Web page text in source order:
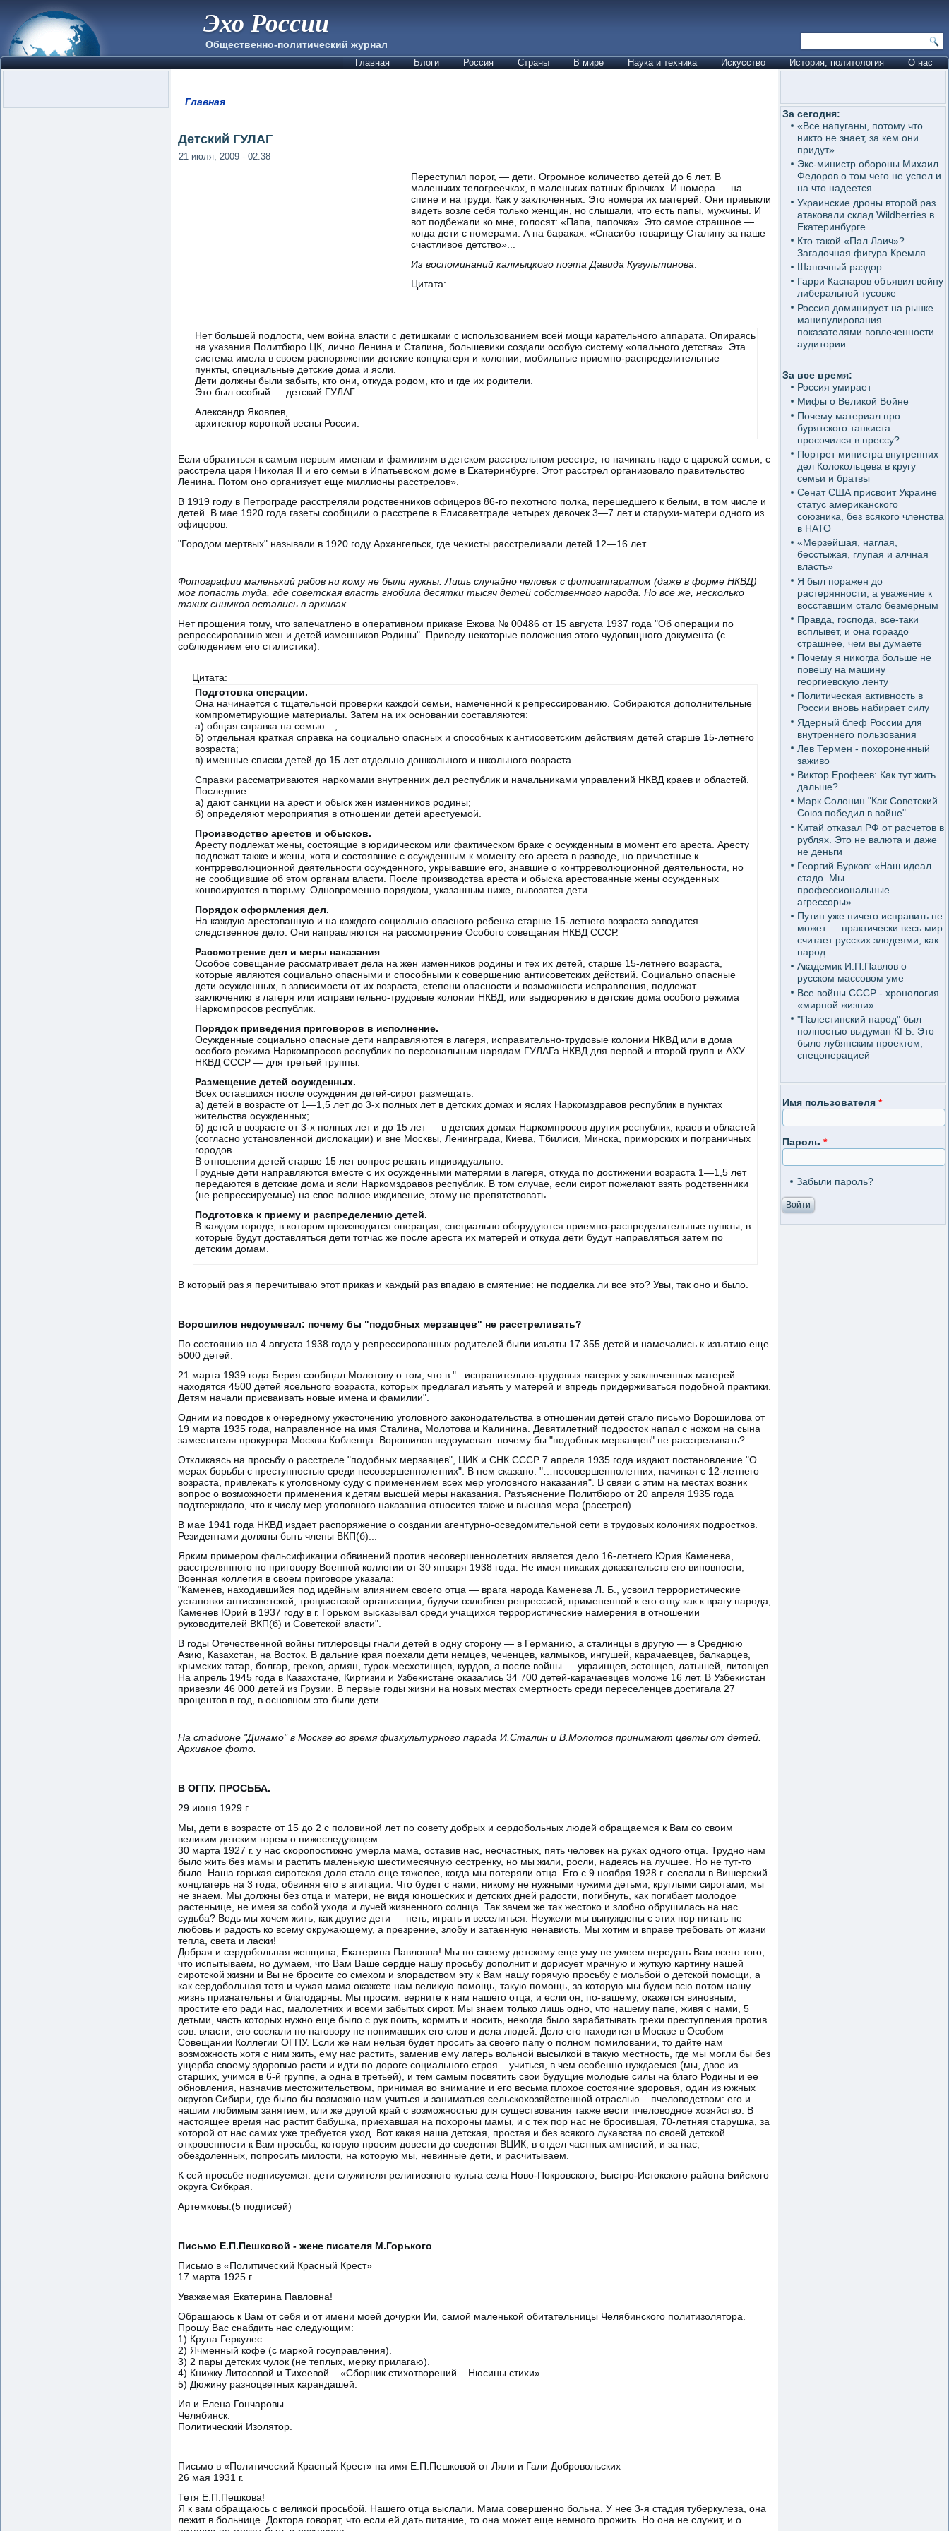
Эхо России
Общественно-политический журнал
Главная Блоги Россия Страны В мире Наука и техника Искусство История, политология О нас
Главная
Детский ГУЛАГ
21 июля, 2009 - 02:38
Переступил порог, — дети. Огромное количество детей до 6 лет. В
маленьких телогреечках, в маленьких ватных брючках. И номера — на
спине и на груди. Как у заключенных. Это номера их матерей. Они привыкли
видеть возле себя только женщин, но слышали, что есть папы, мужчины. И
вот подбежали ко мне, голосят: «Папа, папочка». Это самое страшное —
когда дети с номерами. А на бараках: «Спасибо товарищу Сталину за наше
счастливое детство»...
Из воспоминаний калмыцкого поэта Давида Кугультинова
Цитата:
Нет большей подлости, чем война власти с детишками с использованием всей мощи карательного аппарата. Опираясь
на указания Политбюро ЦК, лично Ленина и Сталина, большевики создали особую систему «опального детства». Эта
система имела в своем распоряжении детские концлагеря и колонии, мобильные приемно-распределительные
пункты, специальные детские дома и ясли.
Дети должны были забыть, кто они, откуда родом, кто и где их родители.
Это был особый — детский ГУЛАГ...
Александр Яковлев,
архитектор короткой весны России.
Если обратиться к самым первым именам и фамилиям в детском расстрельном реестре, то начинать надо с царской семьи, с
расстрела царя Николая II и его семьи в Ипатьевском доме в Екатеринбурге. Этот расстрел организовало правительство
Ленина. Потом оно организует еще миллионы расстрелов».
В 1919 году в Петрограде расстреляли родственников офицеров 86-го пехотного полка, перешедшего к белым, в том числе и
детей. В мае 1920 года газеты сообщили о расстреле в Елисаветграде четырех девочек 3—7 лет и старухи-матери одного из
офицеров.
"Городом мертвых" называли в 1920 году Архангельск, где чекисты расстреливали детей 12—16 лет.
Фотографии маленький рабов ни кому не были нужны. Лишь случайно человек с фотоаппаратом (даже в форме НКВД)
мог попасть туда, где советская власть гнобила десятки тысяч детей собственного народа. Но все же, несколько
таких снимков остались в архивах.
Нет прощения тому, что запечатлено в оперативном приказе Ежова № 00486 от 15 августа 1937 года "Об операции по
репрессированию жен и детей изменников Родины". Приведу некоторые положения этого чудовищного документа (с
соблюдением его стилистики):
Цитата:
Подготовка операции.
Она начинается с тщательной проверки каждой семьи, намеченной к репрессированию. Собираются дополнительные
компрометирующие материалы. Затем на их основании составляются:
а) общая справка на семью…;
б) отдельная краткая справка на социально опасных и способных к антисоветским действиям детей старше 15-летнего
возраста;
в) именные списки детей до 15 лет отдельно дошкольного и школьного возраста.
Справки рассматриваются наркомами внутренних дел республик и начальниками управлений НКВД краев и областей.
Последние:
а) дают санкции на арест и обыск жен изменников родины;
б) определяют мероприятия в отношении детей арестуемой.
Производство арестов и обысков.
Аресту подлежат жены, состоящие в юридическом или фактическом браке с осужденным в момент его ареста. Аресту
подлежат также и жены, хотя и состоявшие с осужденным к моменту его ареста в разводе, но причастные к
контрреволюционной деятельности осужденного, укрывавшие его, знавшие о контрреволюционной деятельности, но
не сообщившие об этом органам власти. После производства ареста и обыска арестованные жены осужденных
конвоируются в тюрьму. Одновременно порядком, указанным ниже, вывозятся дети.
Порядок оформления дел.
На каждую арестованную и на каждого социально опасного ребенка старше 15-летнего возраста заводится
следственное дело. Они направляются на рассмотрение Особого совещания НКВД СССР.
Рассмотрение дел и меры наказания
Особое совещание рассматривает дела на жен изменников родины и тех их детей, старше 15-летнего возраста,
которые являются социально опасными и способными к совершению антисоветских действий. Социально опасные
дети осужденных, в зависимости от их возраста, степени опасности и возможности исправления, подлежат
заключению в лагеря или исправительно-трудовые колонии НКВД, или выдворению в детские дома особого режима
Наркомпросов республик.
Порядок приведения приговоров в исполнение.
Осужденные социально опасные дети направляются в лагеря, исправительно-трудовые колонии НКВД или в дома
особого режима Наркомпросов республик по персональным нарядам ГУЛАГа НКВД для первой и второй групп и АХУ
НКВД СССР — для третьей группы.
Размещение детей осужденных.
Всех оставшихся после осуждения детей-сирот размещать:
а) детей в возрасте от 1—1,5 лет до 3-х полных лет в детских домах и яслях Наркомздравов республик в пунктах
жительства осужденных;
б) детей в возрасте от 3-х полных лет и до 15 лет — в детских домах Наркомпросов других республик, краев и областей
(согласно установленной дислокации) и вне Москвы, Ленинграда, Киева, Тбилиси, Минска, приморских и пограничных
городов.
В отношении детей старше 15 лет вопрос решать индивидуально.
Грудные дети направляются вместе с их осужденными матерями в лагеря, откуда по достижении возраста 1—1,5 лет
передаются в детские дома и ясли Наркомздравов республик. В том случае, если сирот пожелают взять родственники
(не репрессируемые) на свое полное иждивение, этому не препятствовать.
Подготовка к приему и распределению детей.
В каждом городе, в котором производится операция, специально оборудуются приемно-распределительные пункты, в
которые будут доставляться дети тотчас же после ареста их матерей и откуда дети будут направляться затем по
детским домам.
В который раз я перечитываю этот приказ и каждый раз впадаю в смятение: не подделка ли все это? Увы, так оно и было.
Ворошилов недоумевал: почему бы "подобных мерзавцев" не расстреливать?
По состоянию на 4 августа 1938 года у репрессированных родителей были изъяты 17 355 детей и намечались к изъятию еще
5000 детей.
21 марта 1939 года Берия сообщал Молотову о том, что в "...исправительно-трудовых лагерях у заключенных матерей
находятся 4500 детей ясельного возраста, которых предлагал изъять у матерей и впредь придерживаться подобной практики.
Детям начали присваивать новые имена и фамилии".
Одним из поводов к очередному ужесточению уголовного законодательства в отношении детей стало письмо Ворошилова от
19 марта 1935 года, направленное на имя Сталина, Молотова и Калинина. Девятилетний подросток напал с ножом на сына
заместителя прокурора Москвы Кобленца. Ворошилов недоумевал: почему бы "подобных мерзавцев" не расстреливать?
Откликаясь на просьбу о расстреле "подобных мерзавцев", ЦИК и СНК СССР 7 апреля 1935 года издают постановление "О
мерах борьбы с преступностью среди несовершеннолетних". В нем сказано: "…несовершеннолетних, начиная с 12-летнего
возраста, привлекать к уголовному суду с применением всех мер уголовного наказания". В связи с этим на местах возник
вопрос о возможности применения к детям высшей меры наказания. Разъяснение Политбюро от 20 апреля 1935 года
подтверждало, что к числу мер уголовного наказания относится также и высшая мера (расстрел).
В мае 1941 года НКВД издает распоряжение о создании агентурно-осведомительной сети в трудовых колониях подростков.
Резидентами должны быть члены ВКП(б)...
Ярким примером фальсификации обвинений против несовершеннолетних является дело 16-летнего Юрия Каменева,
расстрелянного по приговору Военной коллегии от 30 января 1938 года. Не имея никаких доказательств его виновности,
Военная коллегия в своем приговоре указала:
"Каменев, находившийся под идейным влиянием своего отца — врага народа Каменева Л. Б., усвоил террористические
установки антисоветской, троцкистской организации; будучи озлоблен репрессией, примененной к его отцу как к врагу народа,
Каменев Юрий в 1937 году в г. Горьком высказывал среди учащихся террористические намерения в отношении
руководителей ВКП(б) и Советской власти".
В годы Отечественной войны гитлеровцы гнали детей в одну сторону — в Германию, а сталинцы в другую — в Среднюю
Азию, Казахстан, на Восток. В дальние края поехали дети немцев, чеченцев, калмыков, ингушей, карачаевцев, балкарцев,
крымских татар, болгар, греков, армян, турок-месхетинцев, курдов, а после войны — украинцев, эстонцев, латышей, литовцев.
На апрель 1945 года в Казахстане, Киргизии и Узбекистане оказались 34 700 детей-карачаевцев моложе 16 лет. В Узбекистан
привезли 46 000 детей из Грузии. В первые годы жизни на новых местах смертность среди переселенцев достигала 27
процентов в год, в основном это были дети...
На стадионе "Динамо" в Москве во время физкультурного парада И.Сталин и В.Молотов принимают цветы от детей.
Архивное фото.
В ОГПУ. ПРОСЬБА.
29 июня 1929 г.
Мы, дети в возрасте от 15 до 2 с половиной лет по совету добрых и сердобольных людей обращаемся к Вам со своим
великим детским горем о нижеследующем:
30 марта 1927 г. у нас скоропостижно умерла мама, оставив нас, несчастных, пять человек на руках одного отца. Трудно нам
было жить без мамы и растить маленькую шестимесячную сестренку, но мы жили, росли, надеясь на лучшее. Но не тут-то
было. Наша горькая сиротская доля стала еще тяжелее, когда мы потеряли отца. Его с 9 ноября 1928 г. сослали в Вишерский
концлагерь на 3 года, обвиняя его в агитации. Что будет с нами, никому не нужными чужими детьми, круглыми сиротами, мы
не знаем. Мы должны без отца и матери, не видя юношеских и детских дней радости, погибнуть, как погибает молодое
растеньице, не имея за собой ухода и лучей жизненного солнца. Так зачем же так жестоко и злобно обрушилась на нас
судьба? Ведь мы хочем жить, как другие дети — петь, играть и веселиться. Неужели мы вынуждены с этих пор питать не
любовь и радость ко всему окружающему, а презрение, злобу и затаенную ненависть. Мы хотим и вправе требовать от жизни
тепла, света и ласки!
Добрая и сердобольная женщина, Екатерина Павловна! Мы по своему детскому еще уму не умеем передать Вам всего того,
что испытываем, но думаем, что Вам Ваше сердце нашу просьбу дополнит и дорисует мрачную и жуткую картину нашей
сиротской жизни и Вы не бросите со смехом и злорадством эту к Вам нашу горячую просьбу с мольбой о детской помощи, а
как сердобольная тетя и чужая мама окажете нам великую помощь, такую помощь, за которую мы будем всю потом нашу
жизнь признательны и благодарны. Мы просим: верните к нам нашего отца, и если он, по-вашему, окажется виновным,
простите его ради нас, малолетних и всеми забытых сирот. Мы знаем только лишь одно, что нашему папе, живя с нами, 5
детьми, часть которых нужно еще было с рук поить, кормить и носить, некогда было зарабатывать грехи преступления против
сов. власти, его сослали по наговору не понимавших его слов и дела людей. Дело его находится в Москве в Особом
Совещании Коллегии ОГПУ. Если же нам нельзя будет просить за своего папу о полном помиловании, то дайте нам
возможность хотя с ним жить, ему нас растить, заменив ему лагерь вольной высылкой в такую местность, где мы могли бы без
ущерба своему здоровью расти и идти по дороге социального строя – учиться, в чем особенно нуждаемся (мы, двое из
старших, учимся в 6-й группе, а одна в третьей), и тем самым посвятить свои будущие молодые силы на благо Родины и ее
обновления, назначив местожительством, принимая во внимание и его весьма плохое состояние здоровья, один из южных
округов Сибири, где было бы возможно нам учиться и заниматься сельскохозяйственной отраслью – пчеловодством: его и
нашим любимым занятием; или же другой край с возможностью для существования также вести пчеловодное хозяйство. В
настоящее время нас растит бабушка, приехавшая на похороны мамы, и с тех пор нас не бросившая, 70-летняя старушка, за
которой от нас самих уже требуется уход. Вот какая наша детская, простая и без всякого лукавства по своей детской
откровенности к Вам просьба, которую просим довести до сведения ВЦИК, в отдел частных амнистий, и за нас,
обездоленных, попросить милости, на которую мы, невинные дети, и расчитываем.
К сей просьбе подписуемся: дети служителя религиозного культа села Ново-Покровского, Быстро-Истокского района Бийского
округа Сибкрая.
Артемковы:(5 подписей)
Письмо Е.П.Пешковой - жене писателя М.Горького
Письмо в «Политический Красный Крест»
17 марта 1925 г.
Уважаемая Екатерина Павловна!
Обращаюсь к Вам от себя и от имени моей дочурки Ии, самой маленькой обитательницы Челябинского политизолятора.
Прошу Вас снабдить нас следующим:
1) Крупа Геркулес.
2) Ячменный кофе (с маркой госуправления).
3) 2 пары детских чулок (не теплых, мерку прилагаю).
4) Книжку Литосовой и Тихеевой – «Сборник стихотворений – Нюсины стихи».
5) Дюжину разноцветных карандашей.
Ия и Елена Гончаровы
Челябинск.
Политический Изолятор.
Письмо в «Политический Красный Крест» на имя Е.П.Пешковой от Ляли и Гали Добровольских
26 мая 1931 г.
Тетя Е.П.Пешкова!
Я к вам обращаюсь с великой просьбой. Нашего отца выслали. Мама совершенно больна. У нее 3-я стадия туберкулеза, она
лежит в больнице. Доктора говорят, что если ей дать питание, то она может еще немного прожить. Но она не служит, и о
За сегодня:
«Все напуганы, потому что
никто не знает, за кем они
придут»
Экс-министр обороны Михаил
Федоров о том чего не успел и
на что надеется
Украинские дроны второй раз
атаковали склад Wildberries в
Екатеринбурге
Кто такой «Пал Лаич»?
Загадочная фигура Кремля
Шапочный раздор
Гарри Каспаров объявил войну
либеральной тусовке
Россия доминирует на рынке
манипулирования
показателями вовлеченности
аудитории
За все время:
Россия умирает
Мифы о Великой Войне
Почему материал про
бурятского танкиста
просочился в прессу?
Портрет министра внутренних
дел Колокольцева в кругу
семьи и братвы
Сенат США присвоит Украине
статус американского
союзника, без всякого членства
в НАТО
«Мерзейшая, наглая,
бесстыжая, глупая и алчная
власть»
Я был поражен до
растерянности, а уважение к
восставшим стало безмерным
Правда, господа, все-таки
всплывет, и она гораздо
страшнее, чем вы думаете
Почему я никогда больше не
повешу на машину
георгиевскую ленту
Политическая активность в
России вновь набирает силу
Ядерный блеф России для
внутреннего пользования
Лев Термен - похороненный
заживо
Виктор Ерофеев: Как тут жить
дальше?
Марк Солонин "Как Советский
Союз победил в войне"
Китай отказал РФ от расчетов в
рублях. Это не валюта и даже
не деньги
Георгий Бурков: «Наш идеал –
стадо. Мы –
профессиональные
агрессоры»
Путин уже ничего исправить не
может — практически весь мир
считает русских злодеями, как
народ
Академик И.П.Павлов о
русском массовом уме
Все войны СССР - хронология
«мирной жизни»
"Палестинский народ" был
полностью выдуман КГБ. Это
было лубянским проектом,
спецоперацией
Имя пользователя *
Пароль *
Забыли пароль?